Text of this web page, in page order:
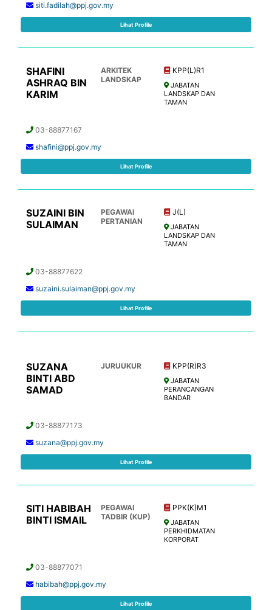
siti.fadilah@ppj.gov.my
Lihat Profile
SHAFINI
ASHRAQ BIN
KARIM
ARKITEK
LANDSKAP
KPP(L)R1
JABATAN
LANDSKAP DAN
TAMAN
03-88877167
shafini@ppj.gov.my
Lihat Profile
SUZAINI BIN
SULAIMAN
PEGAWAI
PERTANIAN
J(L)
JABATAN
LANDSKAP DAN
TAMAN
03-88877622
suzaini.sulaiman@ppj.gov.my
Lihat Profile
SUZANA
BINTI ABD
SAMAD
JURUUKUR KPP(R)R3
JABATAN
PERANCANGAN
BANDAR
03-88877173
suzana@ppj.gov.my
Lihat Profile
SITI HABIBAH
BINTI ISMAIL
PEGAWAI
TADBIR (KUP)
PPK(K)M1
JABATAN
PERKHIDMATAN
KORPORAT
03-88877071
habibah@ppj.gov.my
Lihat Profile